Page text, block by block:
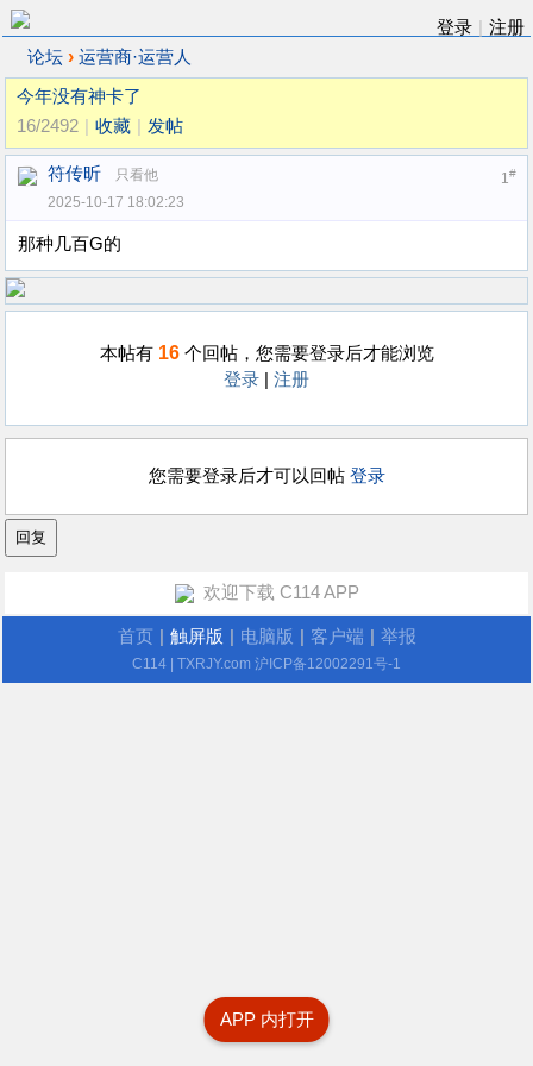
登录
注册
论坛 › 运营商·运营人
今年没有神卡了
16/2492
收藏 发帖
1#
符传昕
只看他
2025-10-17 18:02:23
那种几百G的
本帖有 16个回帖，您需要登录后才能浏览
登录
注册
您需要登录后才可以回帖 登录
APP 内打开
欢迎下载 C114 APP
首页 触屏版 电脑版 客户端 举报
C114 | TXRJY.com 沪ICP备12002291号-1